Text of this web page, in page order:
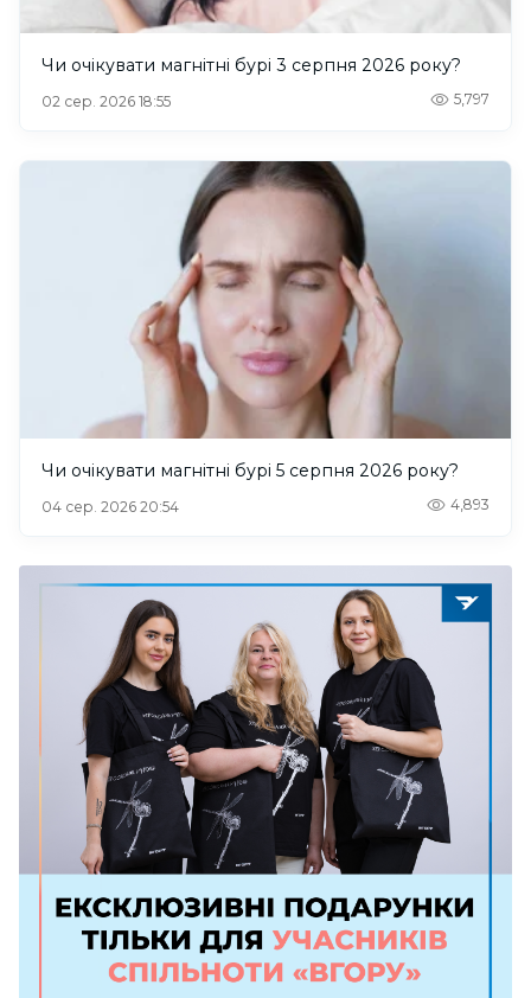
Чи очікувати магнітні бурі 3 серпня 2026 року?
02 сер. 2026 18:55 5,797
Чи очікувати магнітні бурі 5 серпня 2026 року?
04 сер. 2026 20:54 4,893